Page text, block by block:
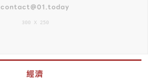
contact@01.today
300 X 250
經濟